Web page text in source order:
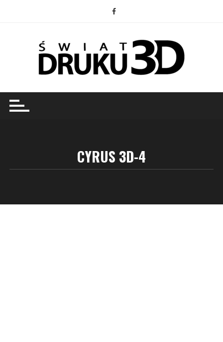
CYRUS 3D-4